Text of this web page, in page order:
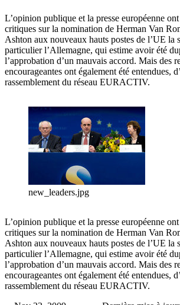
L’opinion publique et la presse européenne
critiques sur la nomination de Herman Van
Ashton aux nouveaux hauts postes de l’UE la
particulier l’Allemagne, qui estime avoir été
l’approbation d’un mauvais accord. Mais des
encourageantes ont également été entendues,
rassemblement du réseau EURACTIV.
new_leaders.jpg
L’opinion publique et la presse européenne
critiques sur la nomination de Herman Van
Ashton aux nouveaux hauts postes de l’UE la
particulier l’Allemagne, qui estime avoir été
l’approbation d’un mauvais accord. Mais des
encourageantes ont également été entendues,
rassemblement du réseau EURACTIV.